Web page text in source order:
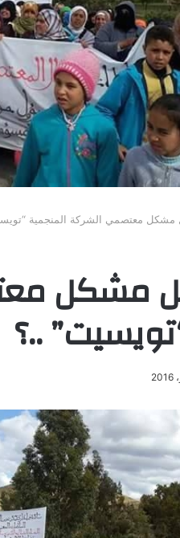
مشكل معتصمي الشركة المنجمية
مشكل
..؟